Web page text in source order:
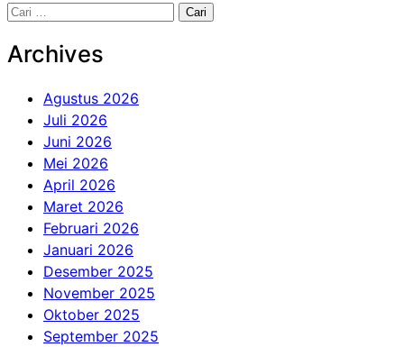
Cari
Archives
Agustus 2026
Juli 2026
Juni 2026
Mei 2026
April 2026
Maret 2026
Februari 2026
Januari 2026
Desember 2025
November 2025
Oktober 2025
September 2025